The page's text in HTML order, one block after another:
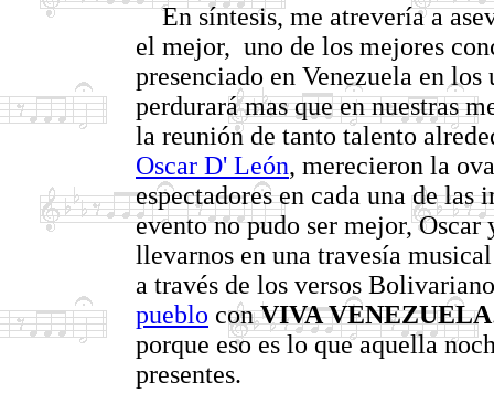
En síntesis, me atrevería a
el mejor, uno de los mejores
presenciado en Venezuela en
perdurará mas que en nuestras
la reunión de tanto talento
Oscar D' León, merecieron la
espectadores en cada una de
evento no pudo ser mejor,
llevarnos en una travesía
a través de los versos
pueblo conVIVA VENEZUELA
porque eso es lo que aquella
presentes.